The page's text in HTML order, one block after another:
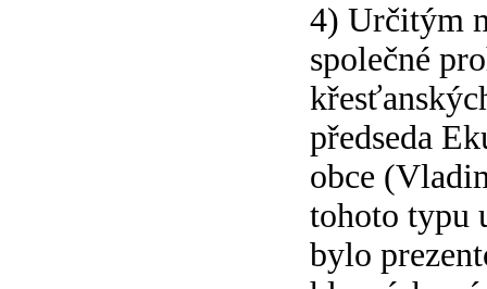
4) Určitým
společné
předseda
obce
tohoto typu
bylo